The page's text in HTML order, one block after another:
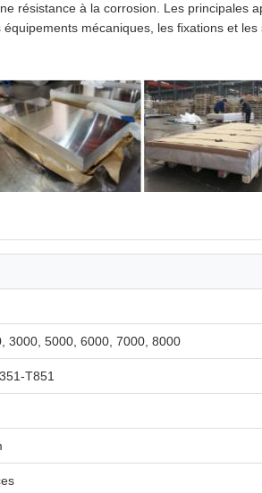
résistance à la corrosion. Les principales
mécaniques, les fixations et
3000, 5000, 6000, 7000, 8000
T851